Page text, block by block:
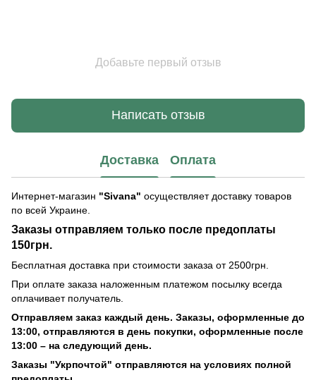
Добавьте первый отзыв
Написать отзыв
Доставка Оплата
Интернет-магазин "Sivana" осуществляет доставку товаров
по всей Украине.
Заказы отправляем только после предоплаты
150грн.
Бесплатная доставка при стоимости заказа от 2500грн.
При оплате заказа наложенным платежом посылку всегда
оплачивает получатель.
Отправляем заказ каждый день. Заказы, оформленные до
13:00, отправляются в день покупки, оформленные после
13:00 – на следующий день.
Заказы "Укрпочтой" отправляются на условиях полной